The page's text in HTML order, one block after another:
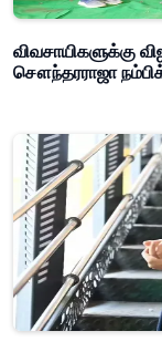
விவசாயிகளுக்கு
சௌந்தரராஜா